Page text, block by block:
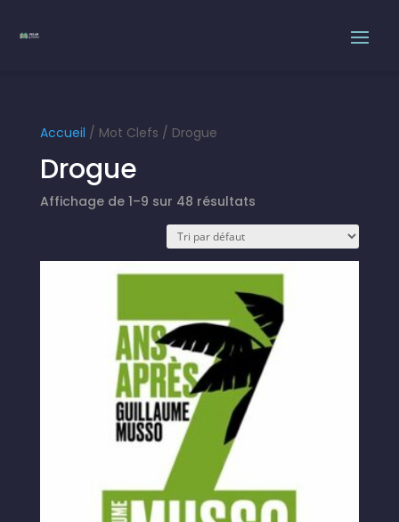
Accueil / Mot Clefs / Drogue
Drogue
Affichage de 1–9 sur 48 résultats